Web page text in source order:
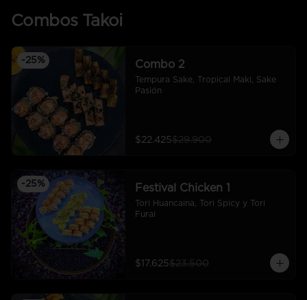
Combos Takoi
-25% Combo 2
Tempura Sake, Tropical Maki, Sake
Pasión
$22.425$29.900
-25% Festival Chicken 1
Tori Huancaina, Tori Spicy y Tori
Furai
$17.625$23.500